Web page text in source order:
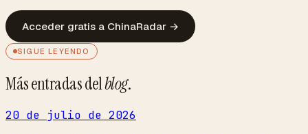
Acceder gratis a ChinaRadar →
SIGUE LEYENDO
Más entradas delblog.
20 de julio de 2026